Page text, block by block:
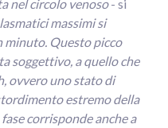
nel circolo venoso- si
massimi si
minuto. Questo picco
soggettivo, a quello che
ovvero uno stato di
estremo della
corrisponde anche a